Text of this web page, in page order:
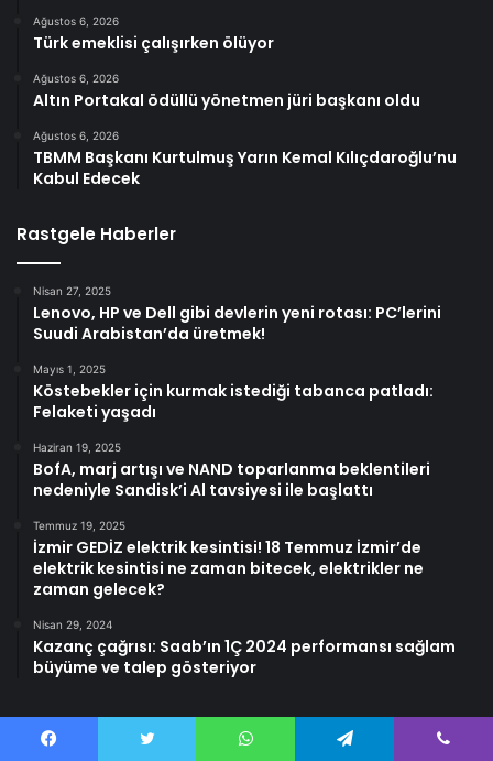
Ağustos 6, 2026
Türk emeklisi çalışırken ölüyor
Ağustos 6, 2026
Altın Portakal ödüllü yönetmen jüri başkanı oldu
Ağustos 6, 2026
TBMM Başkanı Kurtulmuş Yarın Kemal Kılıçdaroğlu’nu
Kabul Edecek
Rastgele Haberler
Nisan 27, 2025
Lenovo, HP ve Dell gibi devlerin yeni rotası: PC’lerini
Suudi Arabistan’da üretmek!
Mayıs 1, 2025
Köstebekler için kurmak istediği tabanca patladı:
Felaketi yaşadı
Haziran 19, 2025
BofA, marj artışı ve NAND toparlanma beklentileri
nedeniyle Sandisk’i Al tavsiyesi ile başlattı
Temmuz 19, 2025
İzmir GEDİZ elektrik kesintisi! 18 Temmuz İzmir’de
elektrik kesintisi ne zaman bitecek, elektrikler ne
zaman gelecek?
Nisan 29, 2024
Kazanç çağrısı: Saab’ın 1Ç 2024 performansı sağlam
büyüme ve talep gösteriyor